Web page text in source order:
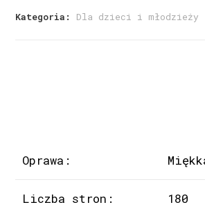
Kategoria: Dla dzieci i młodzieży
Oprawa:
Liczba stron: 180